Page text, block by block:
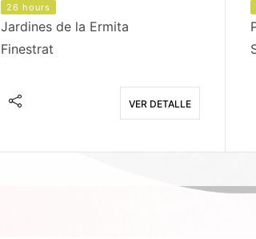
26 hours
Jardines de la Ermita
Finestrat
VER DETALLE